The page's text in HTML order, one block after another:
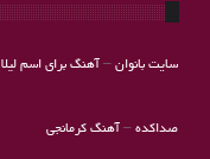
سایت بانوان– آهنگ برای اسم لیلا
صداکده– آهنگ کرمانجی